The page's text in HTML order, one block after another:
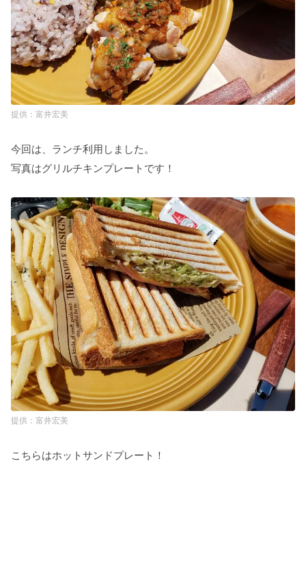
富井宏美
今回は、ランチ利用しました。
写真はグリルチキンプレートです！
富井宏美
こちらはホットサンドプレート！